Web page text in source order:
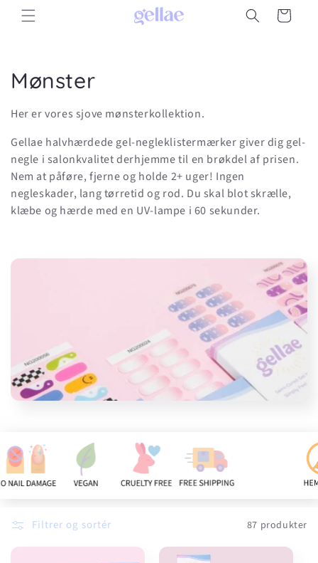
Gå til
indhold
Indkøbskurv
K
o
l
l
e
k
Mønster
Her er vores sjove mønsterkollektion.
Gellae halvhærdede gel-negleklistermærker giver dig gel-
negle i salonkvalitet derhjemme til en brøkdel af prisen.
Nem at påføre, fjerne og holde 2+ uger! Ingen
negleskader, lang tørretid og rod. Du skal blot skrælle,
klæbe og hærde med en UV-lampe i 60 sekunder.
Filtrer og sortér 87 produkter